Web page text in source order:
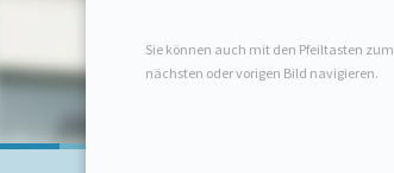
Sie können auch mit den Pfeiltasten zum
nächsten oder vorigen Bild navigieren.